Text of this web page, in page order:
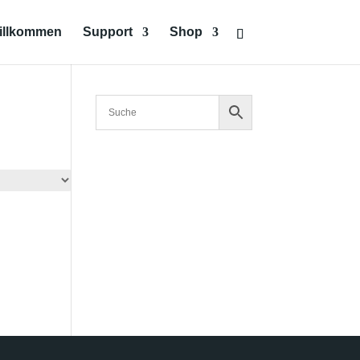
Support Shop